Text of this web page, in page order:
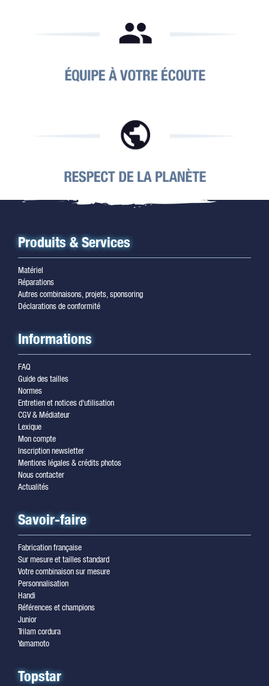
Produits & Services
Matériel
Réparations
Autres combinaisons, projets, sponsoring
Déclarations de conformité
Informations
FAQ
Guide des tailles
Normes
Entretien et notices d'utilisation
CGV & Médiateur
Lexique
Mon compte
Inscription newsletter
Mentions légales & crédits photos
Nous contacter
Actualités
Savoir-faire
Fabrication française
Sur mesure et tailles standard
Votre combinaison sur mesure
Personnalisation
Handi
Références et champions
Junior
Trilam cordura
Yamamoto
Topstar